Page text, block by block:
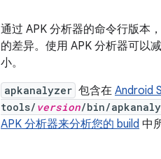
通过 APK 分析器的命令行版本
的差异。使用 APK 分析器可以
小。
apkanalyzer 包含在 Android
tools/ version/bin/
APK 分析器来分析您的 build 中